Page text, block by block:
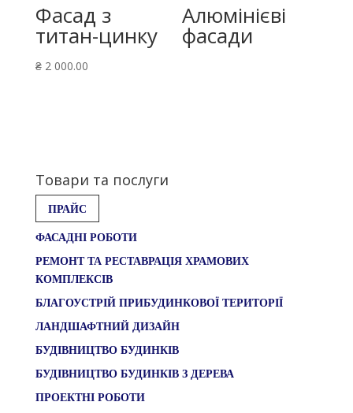
Фасад з
титан-цинку
₴2 000.00
Алюмінієві
фасади
Товари та послуги
ПРАЙС
ФАСАДНІ РОБОТИ
РЕМОНТ ТА РЕСТАВРАЦІЯ ХРАМОВИХ
КОМПЛЕКСІВ
БЛАГОУСТРІЙ ПРИБУДИНКОВОЇ ТЕРИТОРІЇ
ЛАНДШАФТНИЙ ДИЗАЙН
БУДІВНИЦТВО БУДИНКІВ
БУДІВНИЦТВО БУДИНКІВ З ДЕРЕВА
ПРОЕКТНІ РОБОТИ